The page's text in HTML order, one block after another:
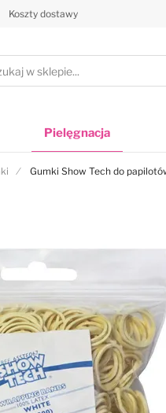
Koszty dostawy
Pielęgnacja
Gumki Show Tech do